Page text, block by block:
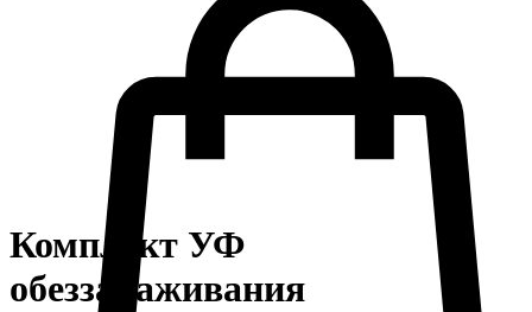
Комплект УФ
обеззараживания